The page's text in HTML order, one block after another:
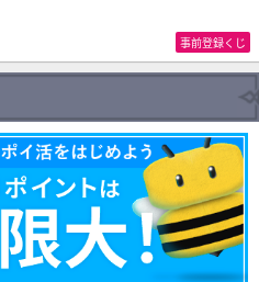
事前登録くじ